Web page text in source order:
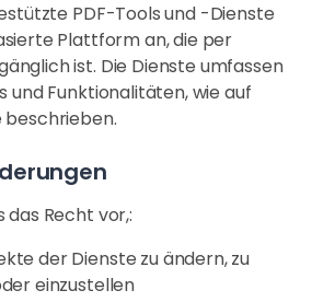
PDF-Tools und -Dienste
Plattform an, die per
ist. Die Dienste umfassen
und Funktionalitäten, wie auf
Recht vor,:
der Dienste zu ändern, zu
einzustellen